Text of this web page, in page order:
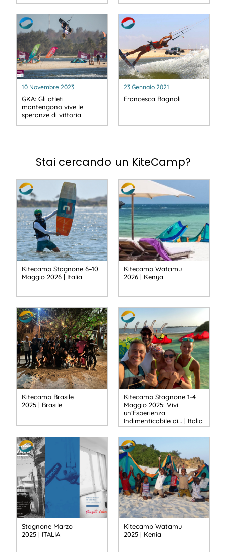
10 Novembre 2023
GKA: Gli atleti
mantengono vive le
speranze di vittoria
23 Gennaio 2021
Francesca Bagnoli
Stai cercando un KiteCamp?
Kitecamp Stagnone 6–10
Maggio 2026 | Italia
Kitecamp Watamu
2026 | Kenya
Kitecamp Brasile
2025 | Brasile
Kitecamp Stagnone 1-4
Maggio 2025: Vivi
un’Esperienza
Indimenticabile di… | Italia
Stagnone Marzo
2025 | ITALIA
Kitecamp Watamu
2025 | Kenia